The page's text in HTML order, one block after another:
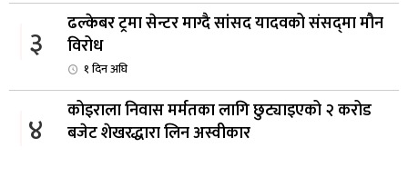
३
ढल्केबर ट्रमा सेन्टर माग्दै सांसद यादवको संसद्‌मा मौन
विरोध
१ दिन अघि
४
कोइराला निवास मर्मतका लागि छुट्याइएको २ करोड
बजेट शेखरद्धारा लिन अस्वीकार